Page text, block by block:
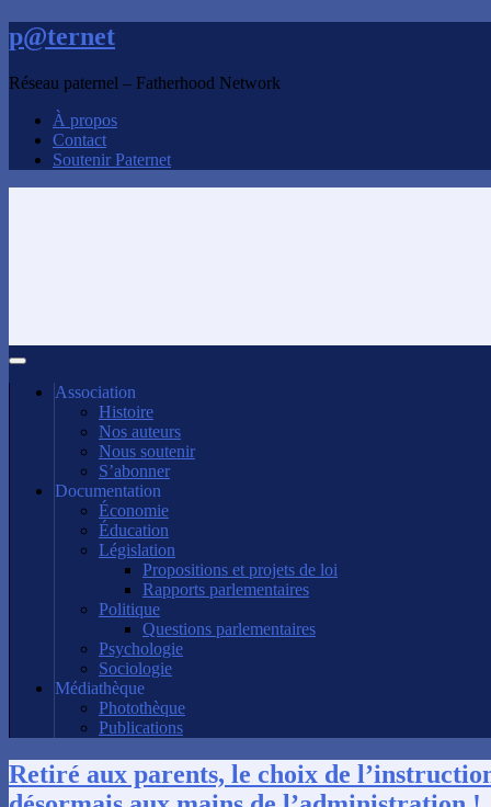
p@ternet
Réseau paternel – Fatherhood Network
À propos
Contact
Soutenir Paternet
Association
Histoire
Nos auteurs
Nous soutenir
S’abonner
Documentation
Économie
Éducation
Législation
Propositions et projets de loi
Rapports parlementaires
Politique
Questions parlementaires
Psychologie
Sociologie
Médiathèque
Photothèque
Publications
Retiré aux parents, le choix de